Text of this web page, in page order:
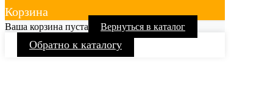
Корзина
Ваша корзина пуста Вернуться в каталог
Обратно к каталогу